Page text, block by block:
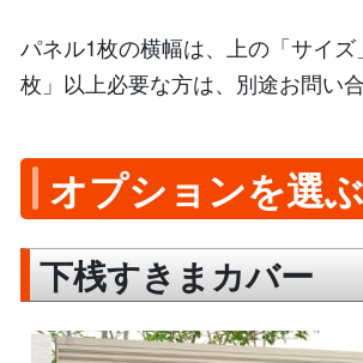
パネル1枚の横幅は、上の「サイ
枚」以上必要な方は、別途お問い
オプションを選ぶ
下桟すきまカバー